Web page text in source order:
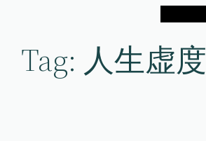
Tag: 人生虚度